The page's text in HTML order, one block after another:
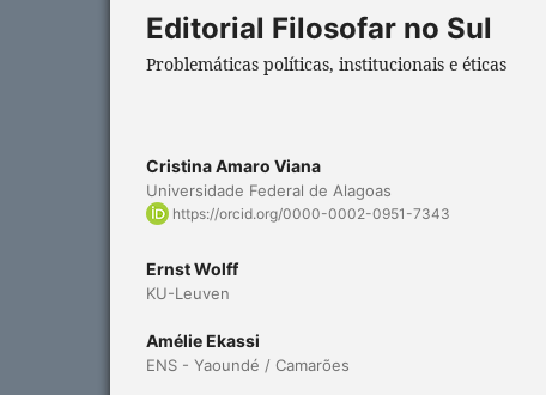
Editorial Filosofar no Sul
Problemáticas políticas, institucionais e éticas
Cristina Amaro Viana
Universidade Federal de Alagoas
https://orcid.org/0000-0002-0951-7343
Ernst Wolff
KU-Leuven
Amélie Ekassi
ENS - Yaoundé / Camarões